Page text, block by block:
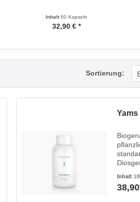
Inhalt60 Kapseln
32,90 € *
Sortierung:
Inhalt